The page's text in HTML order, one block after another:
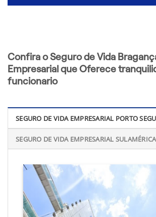
Confira o Seguro de Vida
Empresarial que Oferece
funcionario
SEGURO DE VIDA EMPRESARIAL PORTO
SEGURO DE VIDA EMPRESARIAL SULAMÉRICA